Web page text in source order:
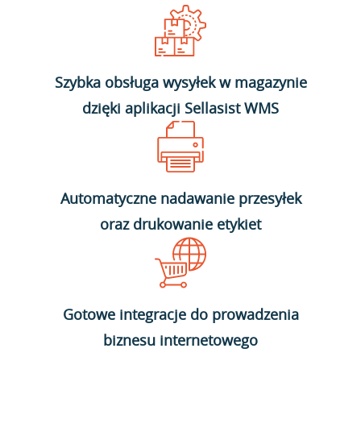
Szybka obsługa wysyłek w magazynie
dzięki aplikacji Sellasist WMS
Automatyczne nadawanie przesyłek
oraz drukowanie etykiet
Gotowe integracje do prowadzenia
biznesu internetowego